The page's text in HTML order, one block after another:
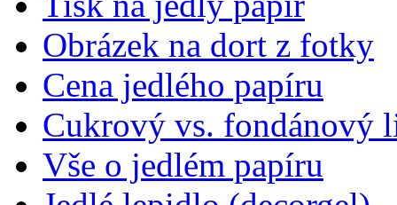
Obrázek na dort z fotky
Cena jedlého papíru
Cukrový vs. fondánový
Vše o jedlém papíru